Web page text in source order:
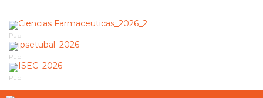
Pub
Pub
Pub